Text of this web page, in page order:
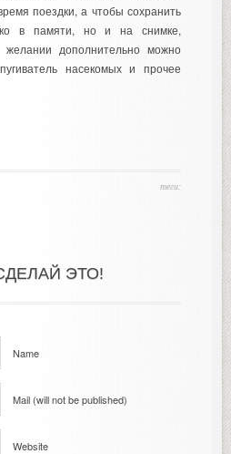
поездки, а чтобы сохранить
в памяти, но и на снимке,
дополнительно можно
насекомых и прочее
теги:
ЭТО!
Name
Mail (will not be published)
Website